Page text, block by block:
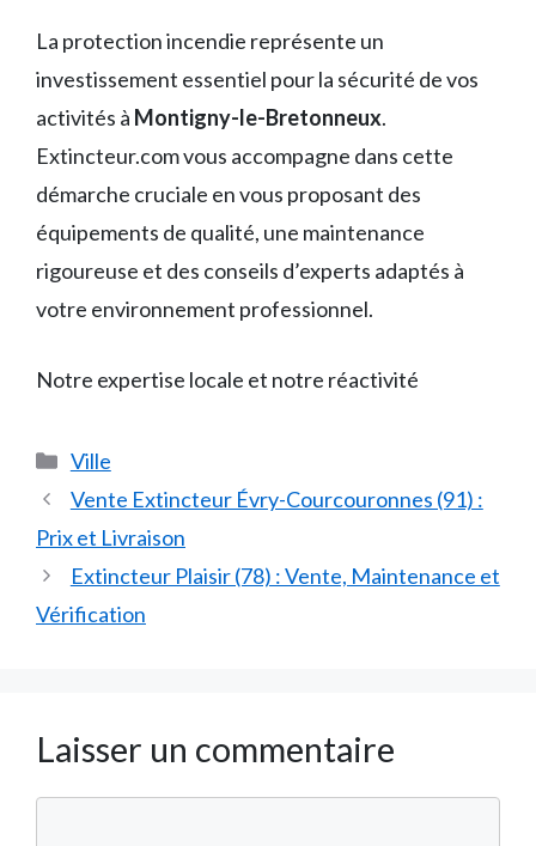
La protection incendie représente un
investissement essentiel pour la sécurité de vos
activités à Montigny-le-Bretonneux.
Extincteur.com vous accompagne dans cette
démarche cruciale en vous proposant des
équipements de qualité, une maintenance
rigoureuse et des conseils d’experts adaptés à
votre environnement professionnel.
Notre expertise locale et notre réactivité
Catégories
Ville
Vente Extincteur Évry-Courcouronnes (91) :
Prix et Livraison
Extincteur Plaisir (78) : Vente, Maintenance et
Vérification
Laisser un commentaire